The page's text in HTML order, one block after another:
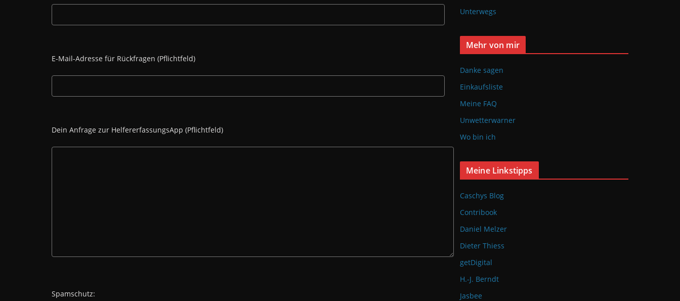
E-Mail-Adresse für Rückfragen (Pflichtfeld)
Dein Anfrage zur HelfererfassungsApp (Pflichtfeld)
Spamschutz:
Unterwegs
Mehr von mir
Danke sagen
Einkaufsliste
Meine FAQ
Unwetterwarner
Wo bin ich
Meine Linkstipps
Caschys Blog
Contribook
Daniel Melzer
Dieter Thiess
getDigital
H.-J. Berndt
Jasbee